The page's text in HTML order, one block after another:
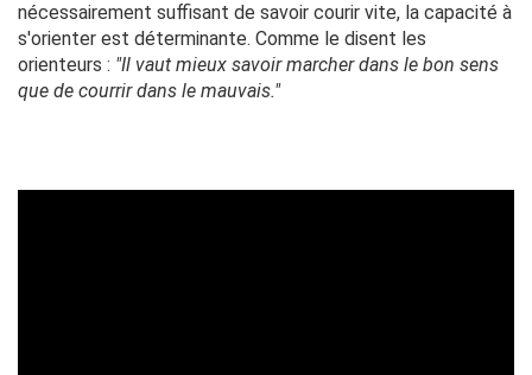
nécessairement suffisant de savoir courir vite, la capacité à
s'orienter est déterminante. Comme le disent les
orienteurs : "Il vaut mieux savoir marcher dans le bon sens
que de courrir dans le mauvais."